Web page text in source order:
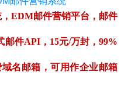
，EDM邮件营销平台，邮件
邮件API，15元/万封，99%
域名邮箱，可用作企业邮箱